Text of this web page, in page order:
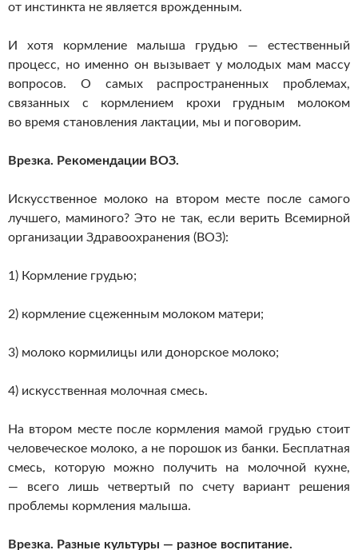
от инстинкта не является врожденным.
И хотя кормление малыша грудью — естественный
процесс, но именно он вызывает у молодых мам массу
вопросов. О самых распространенных проблемах,
связанных с кормлением крохи грудным молоком
во время становления лактации, мы и поговорим.
Врезка. Рекомендации ВОЗ.
Искусственное молоко на втором месте после самого
лучшего, маминого? Это не так, если верить Всемирной
организации Здравоохранения (ВОЗ):
1) Кормление грудью;
2) кормление сцеженным молоком матери;
3) молоко кормилицы или донорское молоко;
4) искусственная молочная смесь.
На втором месте после кормления мамой грудью стоит
человеческое молоко, а не порошок из банки. Бесплатная
смесь, которую можно получить на молочной кухне,
— всего лишь четвертый по счету вариант решения
проблемы кормления малыша.
Врезка. Разные культуры — разное воспитание.